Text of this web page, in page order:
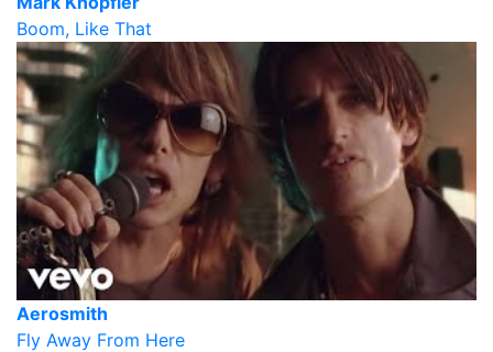
Boom, Like That
Aerosmith
Fly Away From Here